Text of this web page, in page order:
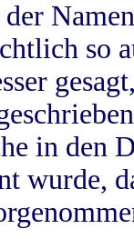
so
in
wurde,